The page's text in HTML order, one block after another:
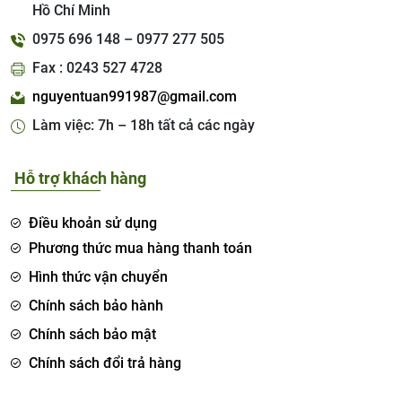
Hồ Chí Minh
0975 696 148 – 0977 277 505
Fax : 0243 527 4728
nguyentuan991987@gmail.com
Làm việc: 7h – 18h tất cả các ngày
Hỗ trợ khách hàng
Điều khoản sử dụng
Phương thức mua hàng thanh toán
Hình thức vận chuyển
Chính sách bảo hành
Chính sách bảo mật
Chính sách đổi trả hàng